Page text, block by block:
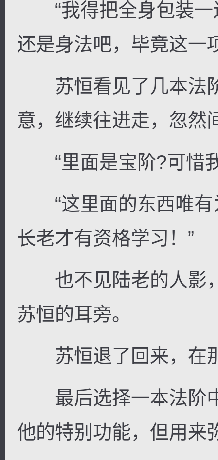
“我得把全身包装一
还是身法吧，毕竟这一
苏恒看见了几本法
意，继续往进走，忽然
“里面是宝阶?可惜
“这里面的东西唯有
长老才有资格学习！”
也不见陆老的人影
苏恒的耳旁。
苏恒退了回来，在
最后选择一本法阶
他的特别功能，但用来